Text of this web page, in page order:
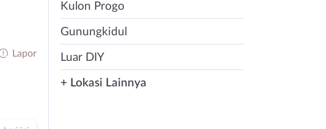
Lapor
Kulon Progo
Gunungkidul
Luar DIY
+ Lokasi Lainnya